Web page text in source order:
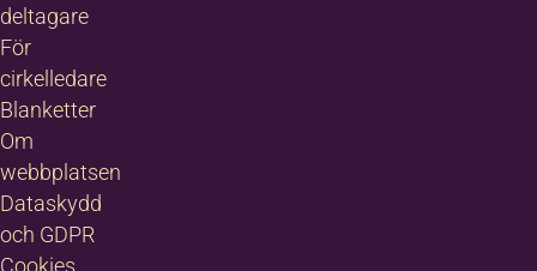
deltagare
För
cirkelledare
Blanketter
Om
webbplatsen
Dataskydd
och GDPR
Cookies